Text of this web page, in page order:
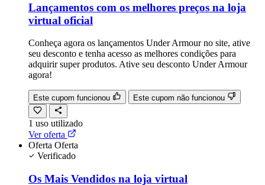
Lançamentos com os melhores preços na loja
virtual oficial
Conheça agora os lançamentos Under Armour no site, ative
seu desconto e tenha acesso as melhores condições para
adquirir super produtos. Ative seu desconto Under Armour
agora!
Este cupom funcionou Este cupom não funcionou
1 uso utilizado
Ver oferta
Oferta Oferta
Verificado
Os Mais Vendidos na loja virtual